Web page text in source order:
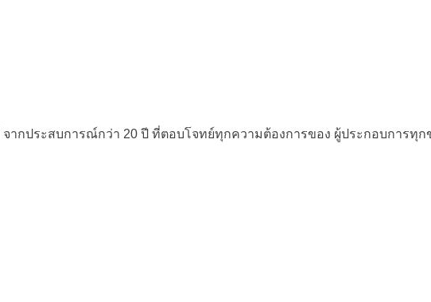
จากประสบการณ์กว่า 20 ปี ที่ตอบโจทย์ทุกความต้องการของ ผู้ประกอบการทุก